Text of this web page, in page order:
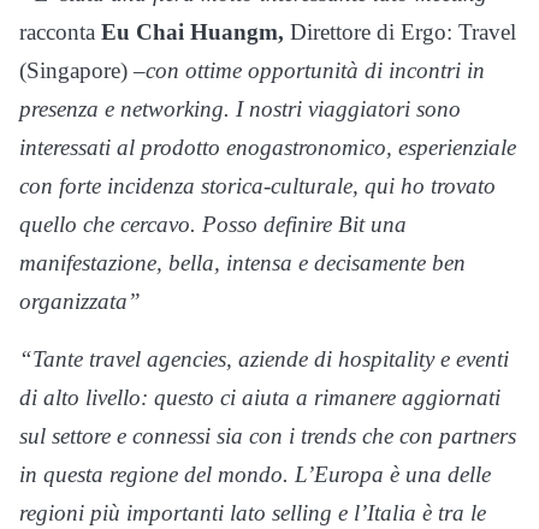
racconta Eu Chai Huangm, Direttore di Ergo: Travel
(Singapore) –con ottime opportunità di incontri in
presenza e networking. I nostri viaggiatori sono
interessati al prodotto enogastronomico, esperienziale
con forte incidenza storica-culturale, qui ho trovato
quello che cercavo. Posso definire Bit una
manifestazione, bella, intensa e decisamente ben
organizzata”
“Tante travel agencies, aziende di hospitality e eventi
di alto livello: questo ci aiuta a rimanere aggiornati
sul settore e connessi sia con i trends che con partners
in questa regione del mondo. L’Europa è una delle
regioni più importanti lato selling e l’Italia è tra le